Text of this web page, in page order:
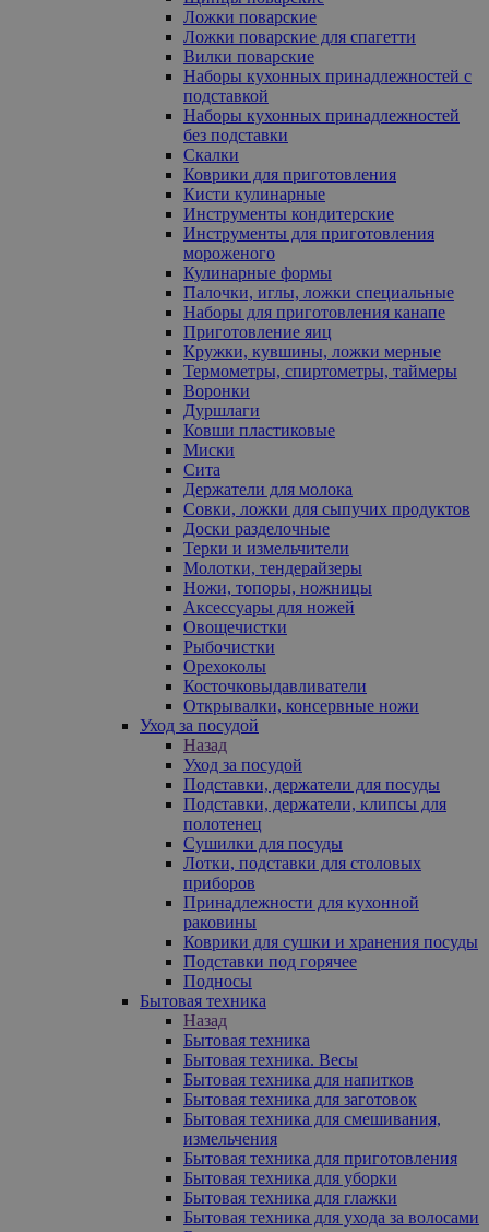
Ложки поварские
Ложки поварские для спагетти
Вилки поварские
Наборы кухонных принадлежностей с
подставкой
Наборы кухонных принадлежностей
без подставки
Скалки
Коврики для приготовления
Кисти кулинарные
Инструменты кондитерские
Инструменты для приготовления
мороженого
Кулинарные формы
Палочки, иглы, ложки специальные
Наборы для приготовления канапе
Приготовление яиц
Кружки, кувшины, ложки мерные
Термометры, спиртометры, таймеры
Воронки
Дуршлаги
Ковши пластиковые
Миски
Сита
Держатели для молока
Совки, ложки для сыпучих продуктов
Доски разделочные
Терки и измельчители
Молотки, тендерайзеры
Ножи, топоры, ножницы
Аксессуары для ножей
Овощечистки
Рыбочистки
Орехоколы
Косточковыдавливатели
Открывалки, консервные ножи
Уход за посудой
Назад
Уход за посудой
Подставки, держатели для посуды
Подставки, держатели, клипсы для
полотенец
Сушилки для посуды
Лотки, подставки для столовых
приборов
Принадлежности для кухонной
раковины
Коврики для сушки и хранения посуды
Подставки под горячее
Подносы
Бытовая техника
Назад
Бытовая техника
Бытовая техника. Весы
Бытовая техника для напитков
Бытовая техника для заготовок
Бытовая техника для смешивания,
измельчения
Бытовая техника для приготовления
Бытовая техника для уборки
Бытовая техника для глажки
Бытовая техника для ухода за волосами